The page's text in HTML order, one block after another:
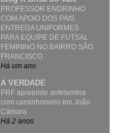
PROFESSOR ENDRINHO
COM APOIO DOS PAIS
ENTREGA UNIFORMES
PARA EQUIPE DE FUTSAL
FEMININO NO BAIRRO SÃO
FRANCISCO
Há um ano
A VERDADE
PRF apreende anfetamina
com caminhoneiro em João
Câmara
Há 2 anos